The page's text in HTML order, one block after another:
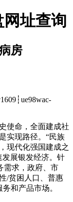
址查询
房
使命，全面建成社
实现路径。“民族
现代化强国建成之
展银发经济。针
需求，政府、市
/贫困人口、普惠
和产品市场。